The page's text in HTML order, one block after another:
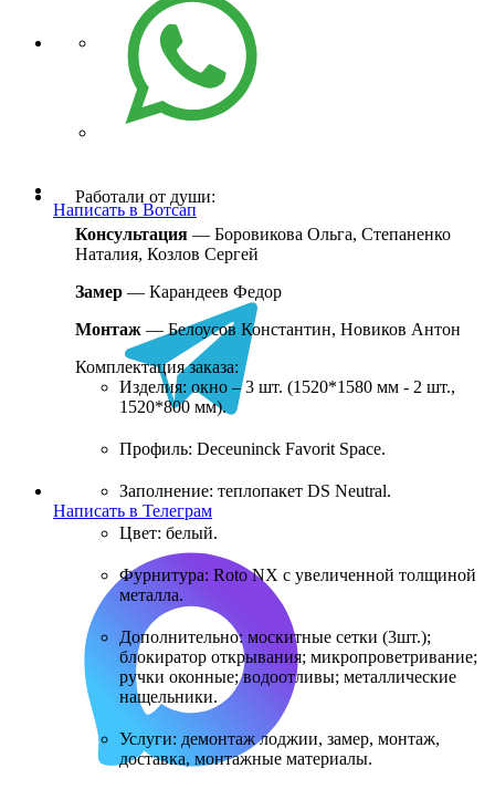
Написать в Вотсап
Написать в Телеграм
Работали от души:
Консультация — Боровикова Ольга, Степаненко
Наталия, Козлов Сергей
Замер — Карандеев Федор
Монтаж — Белоусов Константин, Новиков Антон
Комплектация заказа:
Изделия: окно – 3 шт. (1520*1580 мм - 2 шт.,
1520*800 мм).
Профиль: Deceuninck Favorit Space.
Заполнение: теплопакет DS Neutral.
Цвет: белый.
Фурнитура: Roto NX с увеличенной толщиной
металла.
Дополнительно: москитные сетки (3шт.);
блокиратор открывания; микропроветривание;
ручки оконные; водоотливы; металлические
нащельники.
Услуги: демонтаж лоджии, замер, монтаж,
доставка, монтажные материалы.